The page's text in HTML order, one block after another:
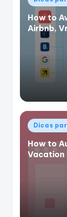
em
How to
Airbnb,
Postado
em
Dicas
How to
Vacation